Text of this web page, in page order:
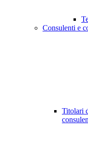
Consulenti e
Titolari